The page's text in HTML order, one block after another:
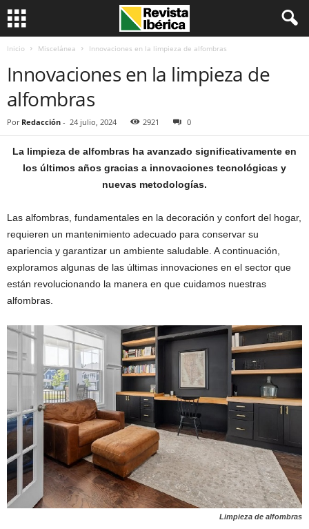
Inicio Miscelánea Innovaciones en la limpieza de alfombras
Innovaciones en la limpieza de
alfombras
Por Redacción - 24 julio, 2024 2921 0
La limpieza de alfombras ha avanzado significativamente en
los últimos años gracias a innovaciones tecnológicas y
nuevas metodologías.
Las alfombras, fundamentales en la decoración y confort del hogar,
requieren un mantenimiento adecuado para conservar su
apariencia y garantizar un ambiente saludable. A continuación,
exploramos algunas de las últimas innovaciones en el sector que
están revolucionando la manera en que cuidamos nuestras
alfombras.
Limpieza de alfombras